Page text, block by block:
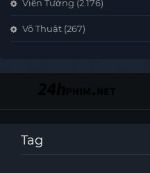
Viễn Tưởng (2.176)
Võ Thuật (267)
Tag